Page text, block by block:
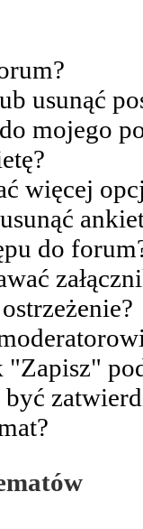
usunąć
mojego
więcej
do